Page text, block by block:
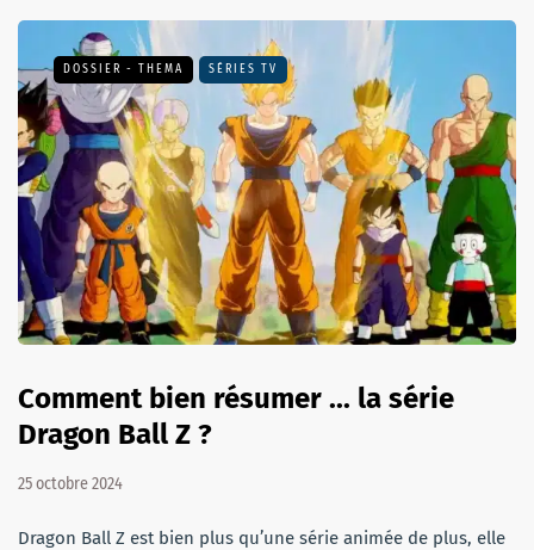
DOSSIER - THEMA SÉRIES TV
Comment bien résumer ... la série
Dragon Ball Z ?
25 octobre 2024
Dragon Ball Z est bien plus qu’une série animée de plus, elle